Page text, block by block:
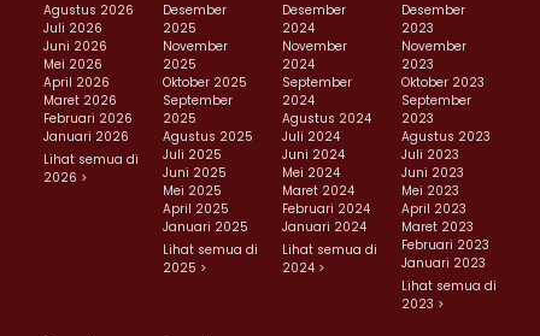
Agustus 2026
Juli 2026
Juni 2026
Mei 2026
April 2026
Maret 2026
Februari 2026
Januari 2026
Lihat semua di
2026 >
Desember
2025
November
2025
Oktober 2025
September
2025
Agustus 2025
Juli 2025
Juni 2025
Mei 2025
April 2025
Januari 2025
Lihat semua di
2025 >
Desember
2024
November
2024
September
2024
Agustus 2024
Juli 2024
Juni 2024
Mei 2024
Maret 2024
Februari 2024
Januari 2024
Lihat semua di
2024 >
Desember
2023
November
2023
Oktober 2023
September
2023
Agustus 2023
Juli 2023
Juni 2023
Mei 2023
April 2023
Maret 2023
Februari 2023
Januari 2023
Lihat semua di
2023 >